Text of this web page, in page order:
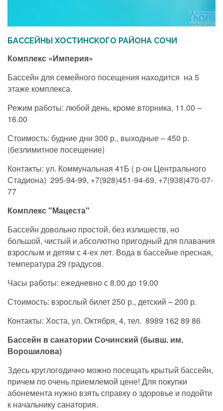
БАССЕЙНЫ ХОСТИНСКОГО РАЙОНА СОЧИ
Комплекс «Империя»
Бассейн для семейного посещения находится на 5
этаже комплекса.
Режим работы: любой день, кроме вторника, 11.00 –
16.00
Стоимость: будние дни 300 р., выходные – 450 р.
(безлимитное посещение)
Контакты: ул. Коммунальная 41Б ( р-он Центрального
Стадиона) 295-94-99, +7(928)451-94-69, +7(938)470-07-
77
Комплекс "Мацеста"
Бассейн довольно простой, без излишеств, но
большой, чистый и абсолютно пригодный для плавания
взрослым и детям с 4-ех лет. Вода в бассейне пресная,
температура 29 градусов.
Часы работы: ежедневно с 8.00 до 19.00
Стоимость: взрослый билет 250 р., детский – 200 р.
Контакты: Хоста, ул. Октября, 4, тел. 8989 162 89 86
Бассейн в санатории Сочинский (бывш. им.
Ворошилова)
Здесь круглогодично можно посещать крытый бассейн,
причем по очень приемлемой цене! Для покупки
абонемента нужно взять справку о здоровье и подойти
к начальнику санатория.